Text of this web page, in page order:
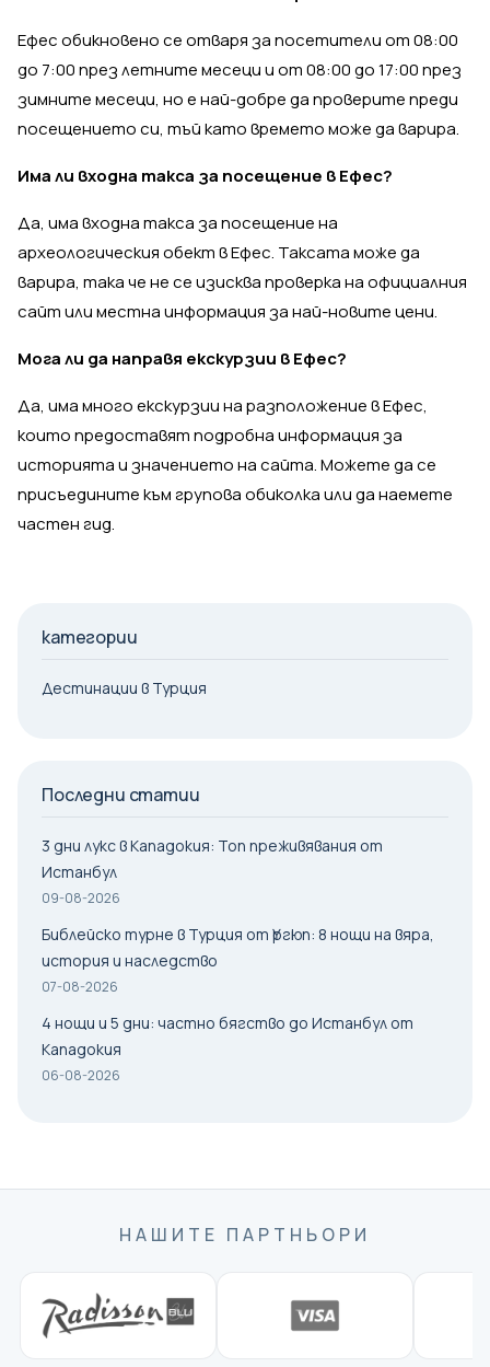
Ефес обикновено се отваря за посетители от 08:00
до 7:00 през летните месеци и от 08:00 до 17:00 през
зимните месеци, но е най-добре да проверите преди
посещението си, тъй като времето може да варира.
Има ли входна такса за посещение в Ефес?
Да, има входна такса за посещение на
археологическия обект в Ефес. Таксата може да
варира, така че не се изисква проверка на официалния
сайт или местна информация за най-новите цени.
Мога ли да направя екскурзии в Ефес?
Да, има много екскурзии на разположение в Ефес,
които предоставят подробна информация за
историята и значението на сайта. Можете да се
присъедините към групова обиколка или да наемете
частен гид.
категории
Дестинации в Турция
Последни статии
3 дни лукс в Кападокия: Топ преживявания от
Истанбул
09-08-2026
Библейско турне в Турция от Үргюп: 8 нощи на вяра,
история и наследство
07-08-2026
4 нощи и 5 дни: частно бягство до Истанбул от
Кападокия
06-08-2026
НАШИТЕ ПАРТНЬОРИ